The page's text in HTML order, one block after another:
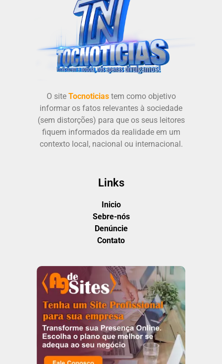
O site Tocnoticiastem como objetivo
informar os fatos relevantes à sociedade
(sem distorções) para que os seus leitores
fiquem informados da realidade em um
contexto local, nacional ou internacional.
Links
Inicio
Sebre-nós
Denúncie
Contato